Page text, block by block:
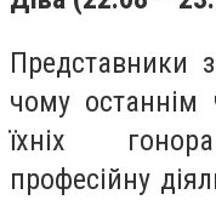
Представники
чому
їхніх
професійну